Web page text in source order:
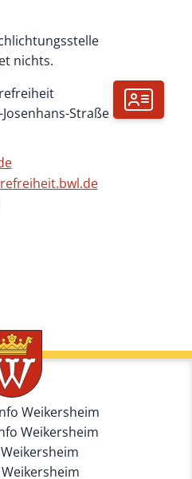
nichts.
Straße 6
Weikersheim
Weikersheim